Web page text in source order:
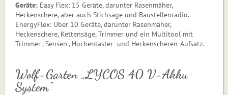
Geräte: Easy Flex: 15 Geräte, darunter Rasenmäher,
Heckenschere, aber auch Stichsäge und Baustellenradio.
EnergyFlex: Über 10 Geräte, darunter Rasenmäher,
Heckenschere, Kettensäge, Trimmer und ein Multitool mit
Trimmer-, Sensen-, Hochentaster- und Heckenscheren-Aufsatz.
Wolf-Garten „LYCOS 40 V-Akku
System“